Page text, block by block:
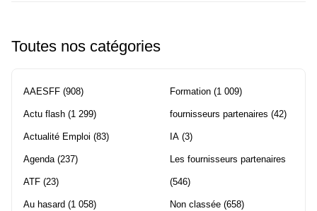
Toutes nos catégories
AAESFF (908)
Actu flash (1 299)
Actualité Emploi (83)
Agenda(237)
ATF (23)
Au hasard (1 058)
Formation (1 009)
fournisseurs partenaires (42)
IA (3)
Les fournisseurs partenaires
(546)
Non classée (658)